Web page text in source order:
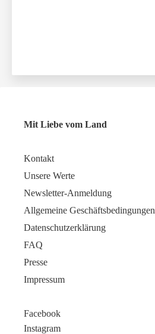
Mit Liebe vom Land
Kontakt
Unsere Werte
Newsletter-Anmeldung
Allgemeine Geschäftsbedingungen
Datenschutzerklärung
FAQ
Presse
Impressum
Facebook
Instagram